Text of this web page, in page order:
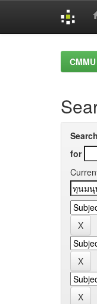
for